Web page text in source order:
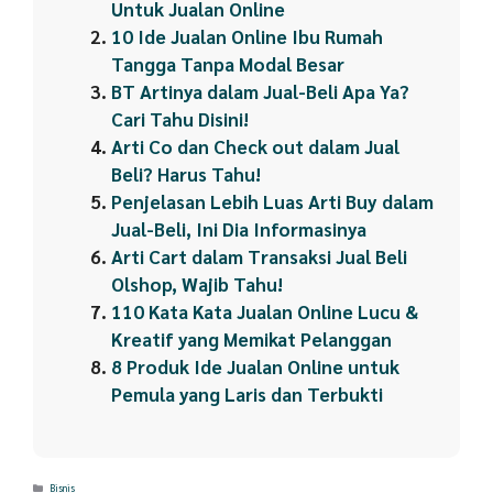
Untuk Jualan Online
10 Ide Jualan Online Ibu Rumah
Tangga Tanpa Modal Besar
BT Artinya dalam Jual-Beli Apa Ya?
Cari Tahu Disini!
Arti Co dan Check out dalam Jual
Beli? Harus Tahu!
Penjelasan Lebih Luas Arti Buy dalam
Jual-Beli, Ini Dia Informasinya
Arti Cart dalam Transaksi Jual Beli
Olshop, Wajib Tahu!
110 Kata Kata Jualan Online Lucu &
Kreatif yang Memikat Pelanggan
8 Produk Ide Jualan Online untuk
Pemula yang Laris dan Terbukti
Categories
Bisnis